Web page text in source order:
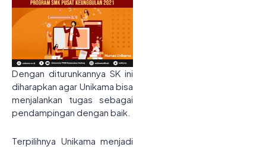
Dengan diturunkannya SK ini
diharapkan agar Unikama bisa
menjalankan tugas sebagai
pendampingan dengan baik.
Terpilihnya Unikama menjadi